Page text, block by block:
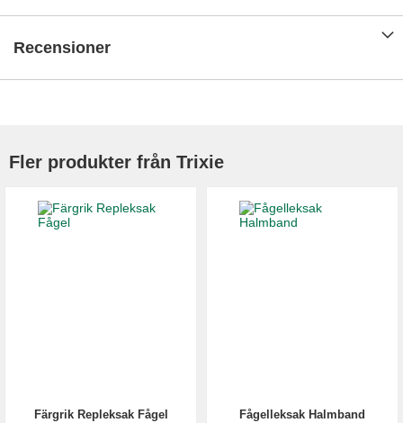
Recensioner
Fler produkter från Trixie
Färgrik Repleksak Fågel Fågelleksak Halmband